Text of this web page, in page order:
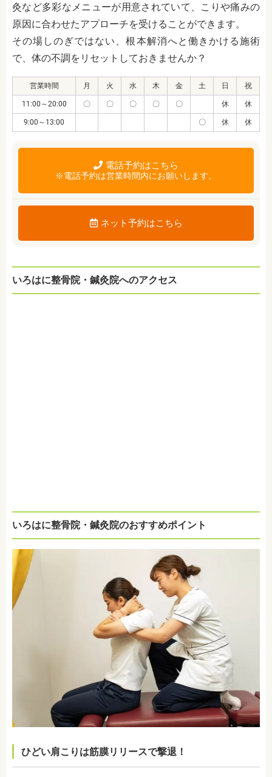
灸など多彩なメニューが用意されていて、こりや痛みの
原因に合わせたアプローチを受けることができます。
その場しのぎではない、根本解消へと働きかける施術
で、体の不調をリセットしておきませんか？
営業時間 月 火 水 木 金 土 日 祝
11:00～20:00 〇 〇 〇 〇 〇 休 休
9:00～13:00 〇 休 休
電話予約はこちら
※電話予約は営業時間内にお願いします。
ネット予約はこちら
いろはに整骨院・鍼灸院へのアクセス
いろはに整骨院・鍼灸院のおすすめポイント
ひどい肩こりは筋膜リリースで撃退！